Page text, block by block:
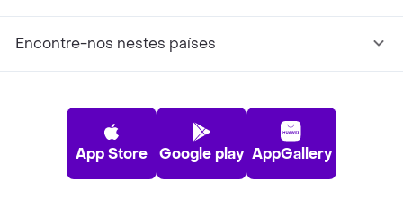
Encontre-nos nestes países
App Store Google play AppGallery